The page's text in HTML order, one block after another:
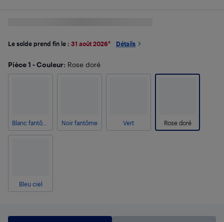
Le solde prend fin le : 31 août 2026* Détails
Pièce 1 - Couleur: Rose doré
Noir fantôme Vert Rose doré
Bleu ciel